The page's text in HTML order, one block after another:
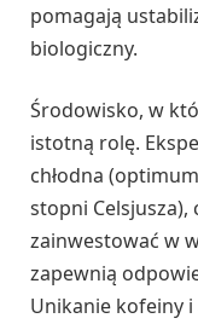
pomagają
biologiczny.
Środowisko, w
istotną rolę.
chłodna
stopni Celsjusza),
zainwestować w
zapewnią
Unikanie kofeiny